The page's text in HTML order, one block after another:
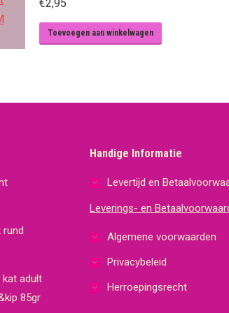
€2,95
Toevoegen aan winkelwagen
rund
kat adult
85gr
Handige Informatie
Levertijd en
Leverings- en
Algemene voorwaarden
Privacybeleid
Herroepingsrecht